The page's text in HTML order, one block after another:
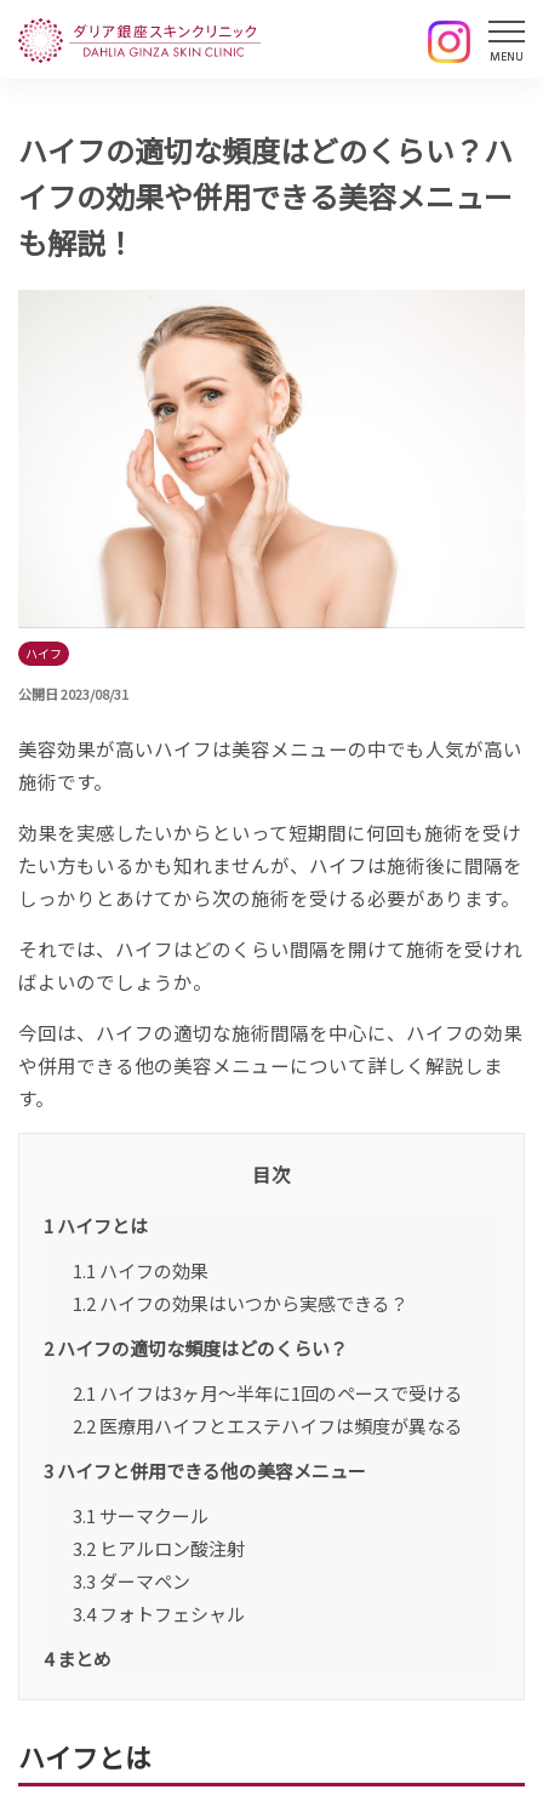
ハイフの適切な頻度はどのくらい？ハ
イフの効果や併用できる美容メニュー
も解説！
ハイフ
公開日 2023/08/31
美容効果が高いハイフは美容メニューの中でも人気が高い
施術です。
効果を実感したいからといって短期間に何回も施術を受け
たい方もいるかも知れませんが、ハイフは施術後に間隔を
しっかりとあけてから次の施術を受ける必要があります。
それでは、ハイフはどのくらい間隔を開けて施術を受けれ
ばよいのでしょうか。
今回は、ハイフの適切な施術間隔を中心に、ハイフの効果
や併用できる他の美容メニューについて詳しく解説しま
す。
目次
1ハイフとは
1.1 ハイフの効果
1.2 ハイフの効果はいつから実感できる？
2ハイフの適切な頻度はどのくらい？
2.1 ハイフは3ヶ月〜半年に1回のペースで受ける
2.2 医療用ハイフとエステハイフは頻度が異なる
3ハイフと併用できる他の美容メニュー
3.1 サーマクール
3.2 ヒアルロン酸注射
3.3 ダーマペン
3.4フォトフェシャル
4まとめ
ハイフとは